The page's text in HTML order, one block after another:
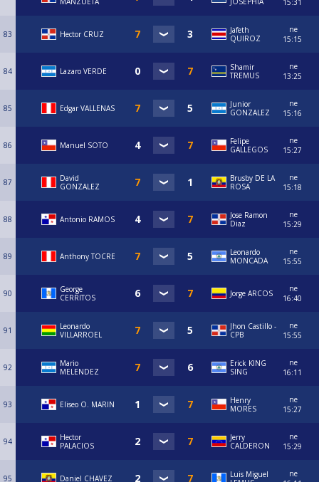
15:31
83 Hector CRUZ
Jafeth
QUIROZ
ne
15:15
84 Lazaro VERDE
Shamir
TREMUS
ne
13:25
85 Edgar VALLENAS
Junior
GONZALEZ
ne
15:16
86 Manuel SOTO
Felipe
GALLEGOS
ne
15:27
87
David
GONZALEZ
Brusby DE LA
ROSA
ne
15:18
88 Antonio RAMOS
Jose Ramon
Diaz
ne
15:29
89 Anthony TOCRE
Leonardo
MONCADA
ne
15:55
90
George
CERRITOS
Jorge ARCOS
ne
16:40
91
Leonardo
VILLARROEL
Jhon Castillo -
CPB
ne
15:55
92
Mario
MELENDEZ
Erick KING
SING
ne
16:11
93 Eliseo O. MARIN
Henry
MORES
ne
15:27
94
Hector
PALACIOS
Jerry
CALDERON
ne
15:29
95 Daniel CHAVEZ
Luis Miguel
ne